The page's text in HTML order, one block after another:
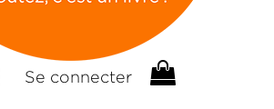
Se connecter